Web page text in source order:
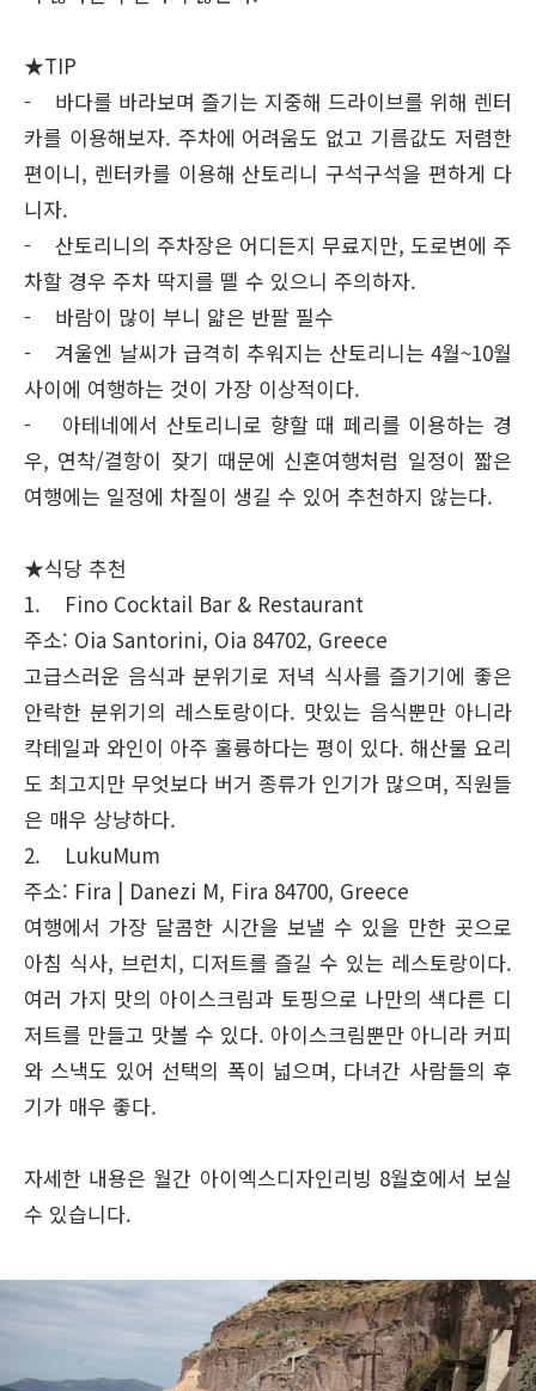
★TIP
- 바다를 바라보며 즐기는 지중해 드라이브를 위해 렌터
카를 이용해보자. 주차에 어려움도 없고 기름값도 저렴한
편이니, 렌터카를 이용해 산토리니 구석구석을 편하게 다
니자.
- 산토리니의 주차장은 어디든지 무료지만, 도로변에 주
차할 경우 주차 딱지를 뗄 수 있으니 주의하자.
- 바람이 많이 부니 얇은 반팔 필수
- 겨울엔 날씨가 급격히 추워지는 산토리니는 4월~10월
사이에 여행하는 것이 가장 이상적이다.
- 아테네에서 산토리니로 향할 때 페리를 이용하는 경
우, 연착/결항이 잦기 때문에 신혼여행처럼 일정이 짧은
여행에는 일정에 차질이 생길 수 있어 추천하지 않는다.
★식당 추천
1. Fino Cocktail Bar & Restaurant
주소: Oia Santorini, Oia 84702, Greece
고급스러운 음식과 분위기로 저녁 식사를 즐기기에 좋은
안락한 분위기의 레스토랑이다. 맛있는 음식뿐만 아니라
칵테일과 와인이 아주 훌륭하다는 평이 있다. 해산물 요리
도 최고지만 무엇보다 버거 종류가 인기가 많으며, 직원들
은 매우 상냥하다.
2. LukuMum
주소: Fira | Danezi M, Fira 84700, Greece
여행에서 가장 달콤한 시간을 보낼 수 있을 만한 곳으로
아침 식사, 브런치, 디저트를 즐길 수 있는 레스토랑이다.
여러 가지 맛의 아이스크림과 토핑으로 나만의 색다른 디
저트를 만들고 맛볼 수 있다. 아이스크림뿐만 아니라 커피
와 스낵도 있어 선택의 폭이 넓으며, 다녀간 사람들의 후
기가 매우 좋다.
자세한 내용은 월간 아이엑스디자인리빙 8월호에서 보실
수 있습니다.